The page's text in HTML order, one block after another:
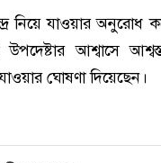
নিয়ে যাওয়ার অনুরোধ
উপদেষ্টার আশ্বাসে
ঘোষণা দিয়েছেন।